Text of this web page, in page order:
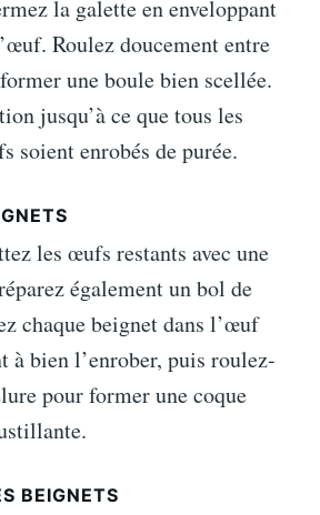
la galette en enveloppant
Roulez doucement entre
une boule bien scellée.
jusqu’à ce que tous les
soient enrobés de purée.
les œufs restants avec une
également un bol de
chaque beignet dans l’œuf
à bien l’enrober, puis roulez-
pour former une coque
BEIGNETS